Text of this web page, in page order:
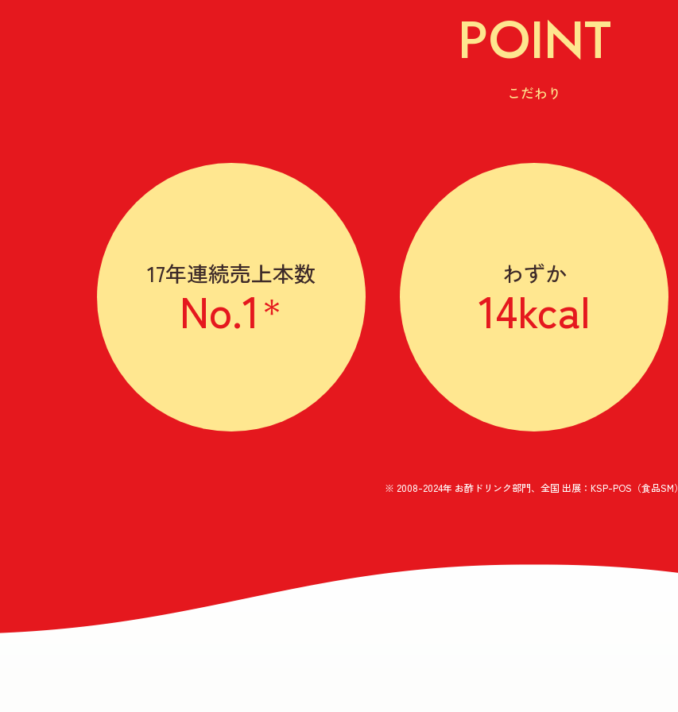
POINT
こだわり
17年連続売上本数
No.1 ＊
わずか
14kcal
※ 2008-2024年 お酢ドリンク部門、全国 出展：KSP-POS（食品SM）